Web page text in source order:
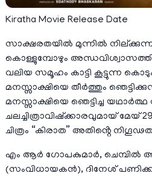
Kiratha Movie Release Date
സാക്ഷരതയിൽ മുന്നിൽ
കൊള്ളുമ്പോഴും
വലിയ സമൂഹം കാട്ടി കൂട്ടുന്ന
മനസ്സാക്ഷിയെ തീർത്തും
മനസ്സാക്ഷിയെ ഞെട്ടിച്ച
ചലച്ചിത്രാവിഷ്ക്കാരവുമായ് മേയ്
ചിത്രം “കിരാത” അതിൻ്റെ
എം ആർ ഗോപകുമാർ,
(സംവിധായകൻ), ദിനേശ്